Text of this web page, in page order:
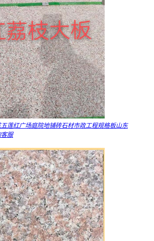
莲红广场庭院地铺砖石材市政工程规格板山东
服